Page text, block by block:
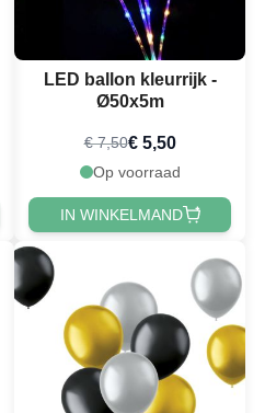
LED ballon kleurrijk -
Ø50x5m
€ 7,50€ 5,50
Op voorraad
IN WINKELMAND